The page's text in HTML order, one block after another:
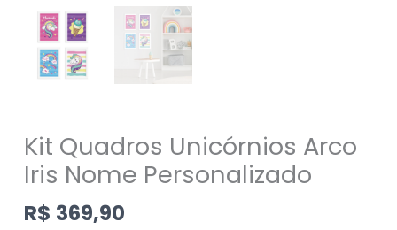
Kit Quadros Unicórnios Arco
Iris Nome Personalizado
R$ 369,90